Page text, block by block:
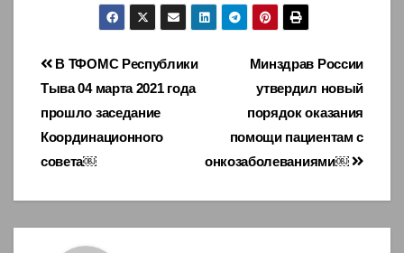
Навигация
по
записям
Минздрав России
утвердил новый
порядок оказания
помощи пациентам с
онкозаболеваниями￼
В ТФОМС Республики
Тыва 04 марта 2021 года
прошло заседание
Координационного
совета￼